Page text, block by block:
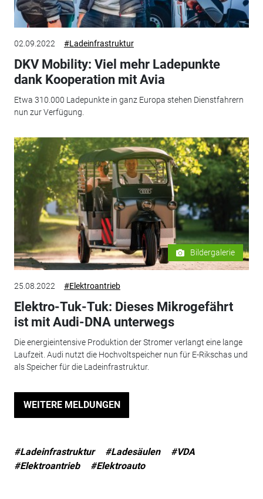
02.09.2022 #Ladeinfrastruktur
DKV Mobility: Viel mehr Ladepunkte
dank Kooperation mit Avia
Etwa 310.000 Ladepunkte in ganz Europa stehen Dienstfahrern
nun zur Verfügung.
Bildergalerie
25.08.2022 #Elektroantrieb
Elektro-Tuk-Tuk: Dieses Mikrogefährt
ist mit Audi-DNA unterwegs
Die energieintensive Produktion der Stromer verlangt eine lange
Laufzeit. Audi nutzt die Hochvoltspeicher nun für E-Rikschas und
als Speicher für die Ladeinfrastruktur.
WEITERE MELDUNGEN
#Ladeinfrastruktur #Ladesäulen
#VDA
#Elektroantrieb
#Elektroauto